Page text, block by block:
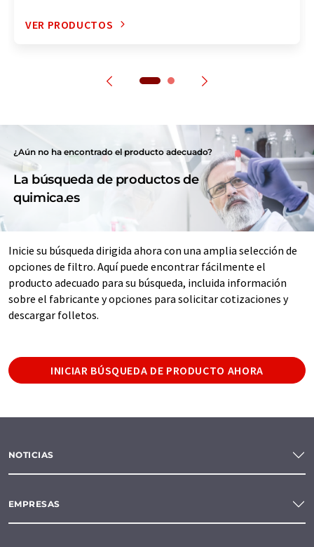
VER PRODUCTOS
¿Aún no ha encontrado el producto adecuado?
La búsqueda de productos de
quimica.es
Inicie su búsqueda dirigida ahora con una amplia selección de
opciones de filtro. Aquí puede encontrar fácilmente el
producto adecuado para su búsqueda, incluida información
sobre el fabricante y opciones para solicitar cotizaciones y
descargar folletos.
INICIAR BÚSQUEDA DE PRODUCTO AHORA
NOTICIAS
EMPRESAS